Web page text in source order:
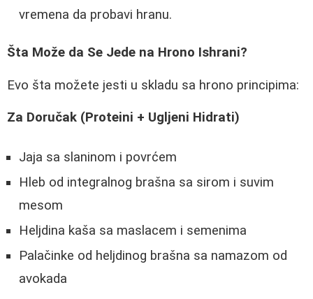
vremena da probavi hranu.
Šta Može da Se Jede na Hrono Ishrani?
Evo šta možete jesti u skladu sa hrono principima:
Za Doručak (Proteini + Ugljeni Hidrati)
Jaja sa slaninom i povrćem
Hleb od integralnog brašna sa sirom i suvim
mesom
Heljdina kaša sa maslacem i semenima
Palačinke od heljdinog brašna sa namazom od
avokada